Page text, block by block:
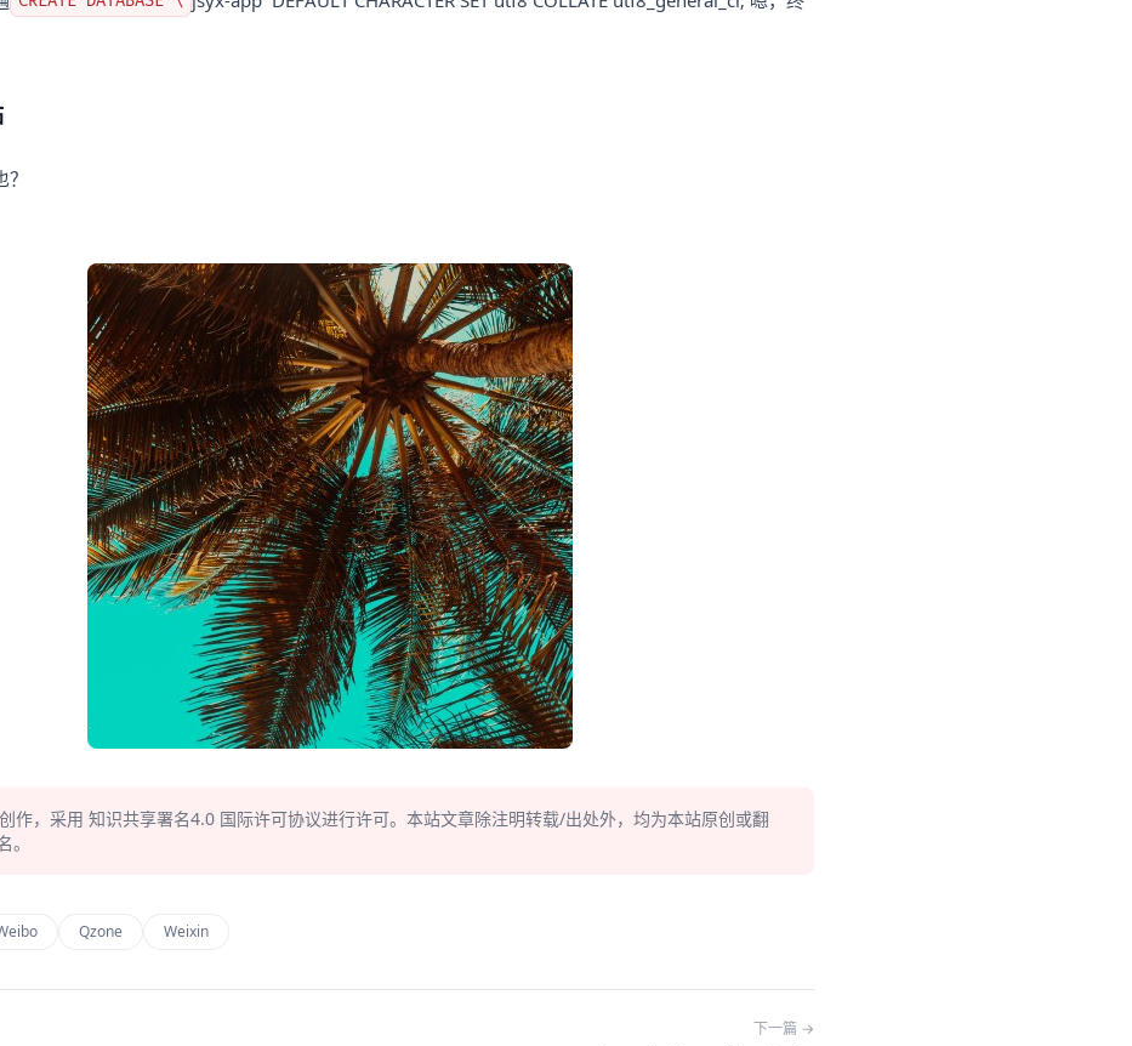
创作，采用 知识共享署名4.0 国际许可协议进行许可。本站文章除注明转载/出处外，均为本站原创或翻
Qzone Weixin
下一篇 →